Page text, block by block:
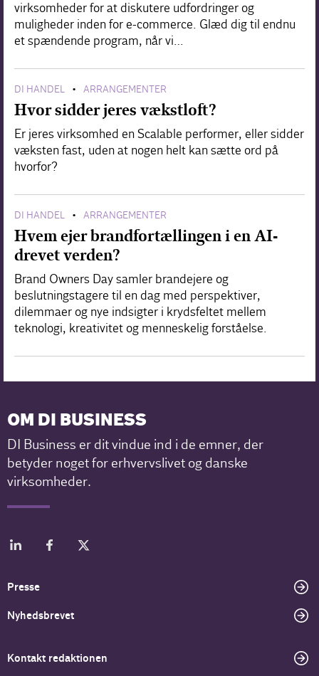
virksomheder for at diskutere udfordringer og
muligheder inden for e-commerce. Glæd dig til endnu
et spændende program, når vi…
DI HANDEL • ARRANGEMENTER
Hvor sidder jeres vækstloft?
Er jeres virksomhed en Scalable performer, eller sidder
væksten fast, uden at nogen helt kan sætte ord på
hvorfor?
DI HANDEL • ARRANGEMENTER
Hvem ejer brandfortællingen i en AI-
drevet verden?
Brand Owners Day samler brandejere og
beslutningstagere til en dag med perspektiver,
dilemmaer og nye indsigter i krydsfeltet mellem
teknologi, kreativitet og menneskelig forståelse.
OM DI BUSINESS
DI Business er dit vindue ind i de emner, der
betyder noget for erhvervslivet og danske
virksomheder.
Presse
Nyhedsbrevet
Kontakt redaktionen